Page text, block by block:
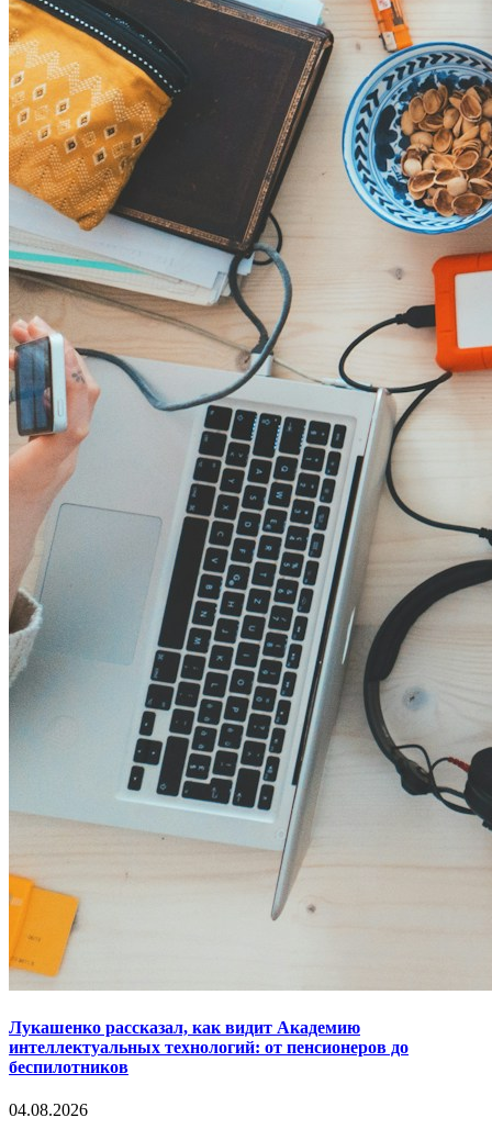
Лукашенко рассказал, как видит Академию
интеллектуальных технологий: от пенсионеров до
беспилотников
04.08.2026